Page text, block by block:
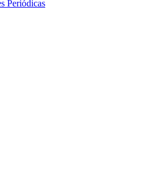
Periódicas